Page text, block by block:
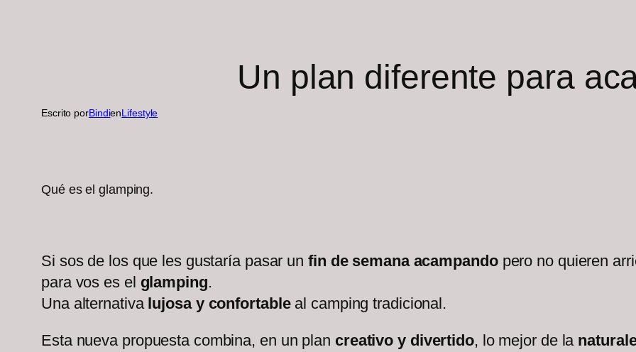
Un plan diferente para
Escrito porBindienLifestyle
Qué es el glamping.
Si sos de los que les gustaría pasar un fin de semana acampandopero no quieren
para vos es el glamping.
Una alternativa lujosa y confortableal camping tradicional.
Esta nueva propuesta combina, en un plan creativo y divertido, lo mejor de la